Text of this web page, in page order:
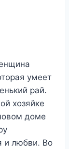
умеет
рай.
хозяйке
доме
и любви. Во